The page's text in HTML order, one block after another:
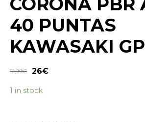
40 PUNTAS
KAWASAKI
51,99€ 26€
1 in stock